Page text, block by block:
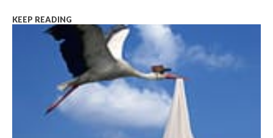
KEEP READING